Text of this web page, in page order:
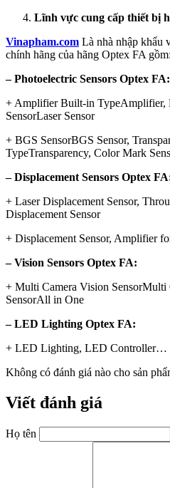
Lĩnh vực cung cấp thiết bị
Vinapham.com Là nhà nhập khẩu
chính hãng của hãng Optex FA gồm:
– Photoelectric Sensors Optex FA:
+ Amplifier Built-in TypeAmplifier,
SensorLaser Sensor
+ BGS SensorBGS Sensor,
TypeTransparency, Color Mark
– Displacement Sensors Optex
+ Laser Displacement Sensor,
Displacement Sensor
+ Displacement Sensor, Amplifier
– Vision Sensors Optex FA:
+ Multi Camera Vision
SensorAll in One
– LED Lighting Optex FA:
+ LED Lighting, LED Controller…
Không có đánh giá nào cho sản
Viết đánh giá
Họ tên